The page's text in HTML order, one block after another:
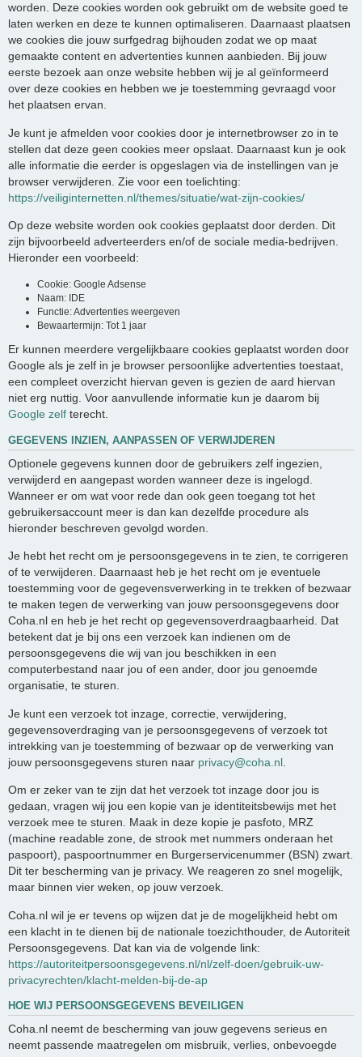
worden. Deze cookies worden ook gebruikt om de website goed te
laten werken en deze te kunnen optimaliseren. Daarnaast plaatsen
we cookies die jouw surfgedrag bijhouden zodat we op maat
gemaakte content en advertenties kunnen aanbieden. Bij jouw
eerste bezoek aan onze website hebben wij je al geïnformeerd
over deze cookies en hebben we je toestemming gevraagd voor
het plaatsen ervan.
Je kunt je afmelden voor cookies door je internetbrowser zo in te
stellen dat deze geen cookies meer opslaat. Daarnaast kun je ook
alle informatie die eerder is opgeslagen via de instellingen van je
browser verwijderen. Zie voor een toelichting:
https://veiliginternetten.nl/themes/situatie/wat-zijn-cookies/
Op deze website worden ook cookies geplaatst door derden. Dit
zijn bijvoorbeeld adverteerders en/of de sociale media-bedrijven.
Hieronder een voorbeeld:
Cookie: Google Adsense
Naam: IDE
Functie: Advertenties weergeven
Bewaartermijn: Tot 1 jaar
Er kunnen meerdere vergelijkbaare cookies geplaatst worden door
Google als je zelf in je browser persoonlijke advertenties toestaat,
een compleet overzicht hiervan geven is gezien de aard hiervan
niet erg nuttig. Voor aanvullende informatie kun je daarom bij
Google zelf terecht.
GEGEVENS INZIEN, AANPASSEN OF VERWIJDEREN
Optionele gegevens kunnen door de gebruikers zelf ingezien,
verwijderd en aangepast worden wanneer deze is ingelogd.
Wanneer er om wat voor rede dan ook geen toegang tot het
gebruikersaccount meer is dan kan dezelfde procedure als
hieronder beschreven gevolgd worden.
Je hebt het recht om je persoonsgegevens in te zien, te corrigeren
of te verwijderen. Daarnaast heb je het recht om je eventuele
toestemming voor de gegevensverwerking in te trekken of bezwaar
te maken tegen de verwerking van jouw persoonsgegevens door
Coha.nl en heb je het recht op gegevensoverdraagbaarheid. Dat
betekent dat je bij ons een verzoek kan indienen om de
persoonsgegevens die wij van jou beschikken in een
computerbestand naar jou of een ander, door jou genoemde
organisatie, te sturen.
Je kunt een verzoek tot inzage, correctie, verwijdering,
gegevensoverdraging van je persoonsgegevens of verzoek tot
intrekking van je toestemming of bezwaar op de verwerking van
jouw persoonsgegevens sturen naar privacy@coha.nl
Om er zeker van te zijn dat het verzoek tot inzage door jou is
gedaan, vragen wij jou een kopie van je identiteitsbewijs met het
verzoek mee te sturen. Maak in deze kopie je pasfoto, MRZ
(machine readable zone, de strook met nummers onderaan het
paspoort), paspoortnummer en Burgerservicenummer (BSN) zwart.
Dit ter bescherming van je privacy. We reageren zo snel mogelijk,
maar binnen vier weken, op jouw verzoek.
Coha.nl wil je er tevens op wijzen dat je de mogelijkheid hebt om
een klacht in te dienen bij de nationale toezichthouder, de Autoriteit
Persoonsgegevens. Dat kan via de volgende link:
https://autoriteitpersoonsgegevens.nl/nl/zelf-doen/gebruik-uw-
privacyrechten/klacht-melden-bij-de-ap
HOE WIJ PERSOONSGEGEVENS BEVEILIGEN
Coha.nl neemt de bescherming van jouw gegevens serieus en
neemt passende maatregelen om misbruik, verlies, onbevoegde